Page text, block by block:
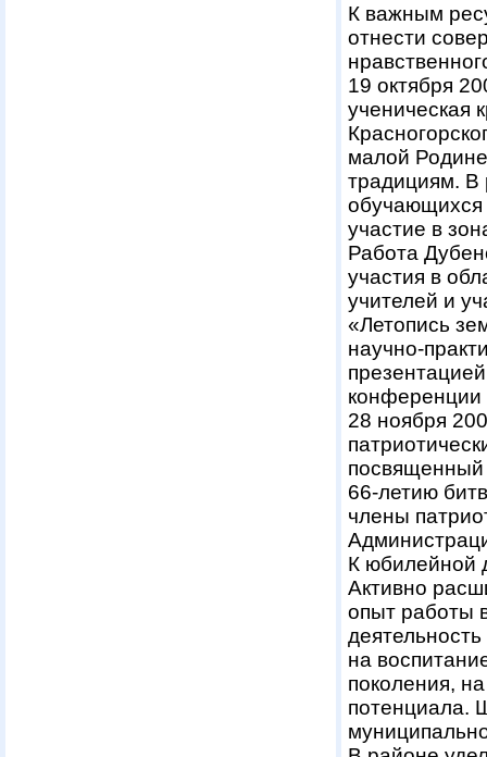
К важным
отнести
19 октября
ученическая
малой
традициям. В
участие в
Работа
участия в
учителей и
«Летопись
научно-
28 ноября
посвященный
66-летию
члены
К юбилейной
Активно
опыт работы
на
поколения,
потенциала.